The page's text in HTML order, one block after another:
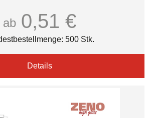
ab 0,51 €
500 Stk.
Details